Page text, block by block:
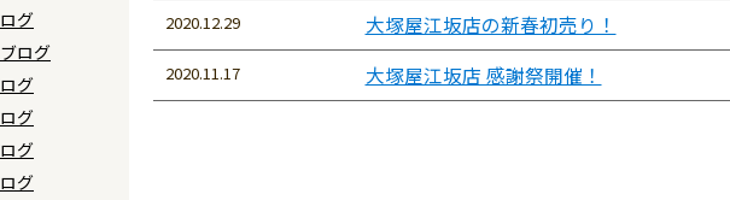
2020.12.29 大塚屋江坂店の新春初売り！
2020.11.17 大塚屋江坂店 感謝祭開催！
グ
ログ
グ
グ
グ
グ